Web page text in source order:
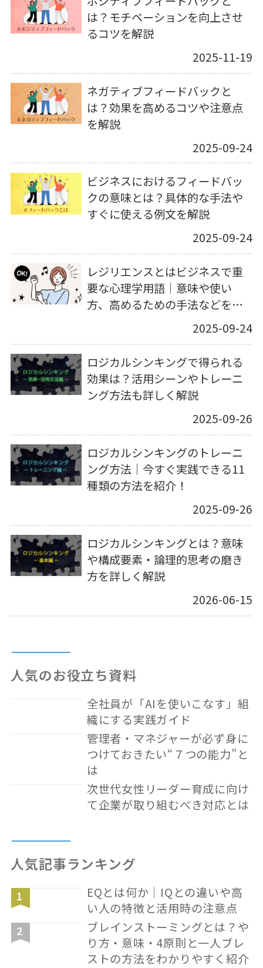
は？モチベーションを向上させ
るコツを解説
2025-11-19
ネガティブフィードバックと
は？効果を高めるコツや注意点
を解説
2025-09-24
ビジネスにおけるフィードバッ
クの意味とは？具体的な手法や
すぐに使える例文を解説
2025-09-24
レジリエンスとはビジネスで重
要な心理学用語｜意味や使い
方、高めるための手法などを解
2025-09-24
ロジカルシンキングで得られる
効果は？活用シーンやトレーニ
ング方法も詳しく解説
2025-09-26
ロジカルシンキングのトレーニ
ング方法｜今すぐ実践できる11
種類の方法を紹介！
2025-09-26
ロジカルシンキングとは？意味
や構成要素・論理的思考の磨き
方を詳しく解説
2026-06-15
人気のお役立ち資料
全社員が「AIを使いこなす」組
織にする実践ガイド
管理者・マネジャーが必ず身に
つけておきたい“７つの能力”と
は
次世代女性リーダー育成に向け
て企業が取り組むべき対応とは
人気記事ランキング
EQとは何か｜IQとの違いや高
い人の特徴と活用時の注意点
ブレインストーミングとは？や
り方・意味・4原則と一人ブレ
ストの方法をわかりやすく紹介